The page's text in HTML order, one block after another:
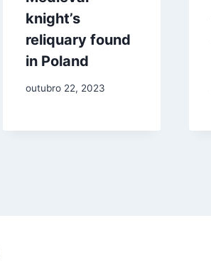
knight’s
reliquary found
in Poland
outubro 22, 2023